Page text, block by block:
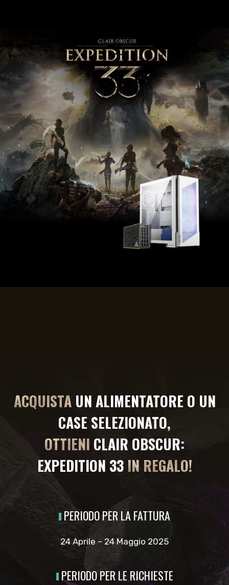
ACQUISTAUN ALIMENTATORE O UN
CASE SELEZIONATO,
OTTIENI CLAIR OBSCUR:
EXPEDITION 33 IN REGALO!
PERIODO PER LA FATTURA
24 Aprile – 24 Maggio 2025
PERIODO PER LE RICHIESTE